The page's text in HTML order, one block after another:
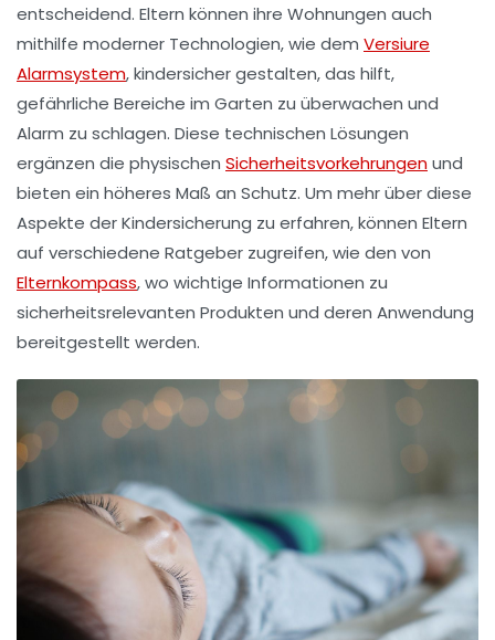
entscheidend. Eltern können ihre Wohnungen auch
mithilfe moderner Technologien, wie dem Versiure
Alarmsystem, kindersicher gestalten, das hilft,
gefährliche Bereiche im Garten zu überwachen und
Alarm zu schlagen. Diese technischen Lösungen
ergänzen die physischen Sicherheitsvorkehrungenund
bieten ein höheres Maß an Schutz. Um mehr über diese
Aspekte derKindersicherung zu erfahren, können Eltern
auf verschiedene Ratgeber zugreifen, wie den von
Elternkompass, wo wichtige Informationen zu
sicherheitsrelevanten Produkten und deren Anwendung
bereitgestellt werden.